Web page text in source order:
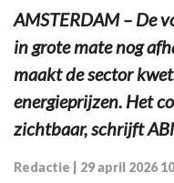
AMSTERDAM – De
in grote mate nog
maakt de sector
energieprijzen. Het
zichtbaar, schrijft
Redactie 29 april 2026